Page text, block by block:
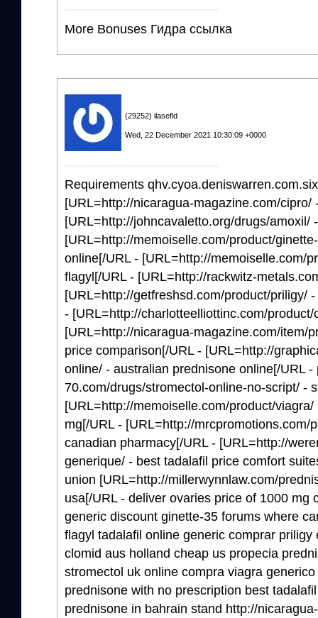
More Bonuses Гидра ссылка
(29252) ilasefid
Wed, 22 December 2021 10:30:09 +0000
Requirements
[URL=http://nicaragua-magazine.com/
[URL=http://johncavaletto.org/drugs/amoxil/
[URL=http://memoiselle.com/product/
online[/URL - [URL=http://memoiselle.com/
flagyl[/URL - [URL=http://rackwitz-
[URL=http://getfreshsd.com/product/priligy/
- [URL=http://charlotteelliottinc.com/
[URL=http://nicaragua-magazine.com/item/
price comparison[/URL - [URL=http://
online/ - australian prednisone online[/URL
70.com/drugs/stromectol-online-no-script/ -
[URL=http://memoiselle.com/product/
mg[/URL - [URL=http://mrcpromotions.com/
canadian pharmacy[/URL - [URL=http://
generique/ - best tadalafil price comfort
union [URL=http://millerwynnlaw.com/
usa[/URL - deliver ovaries price of 1000 mg
generic discount ginette-35 forums where
flagyl tadalafil online generic comprar
clomid aus holland cheap us propecia
stromectol uk online compra viagra
prednisone with no prescription best
prednisone in bahrain stand http://